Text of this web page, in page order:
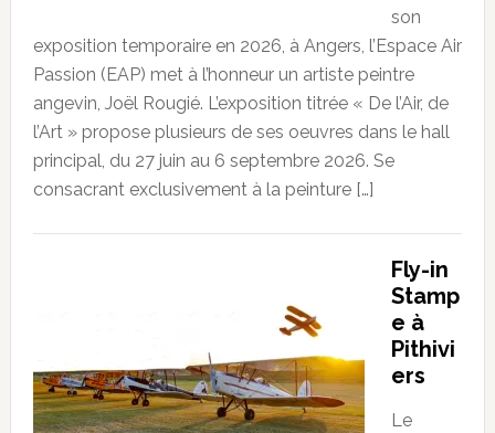
son
exposition temporaire en 2026, à Angers, l’Espace Air
Passion (EAP) met à l’honneur un artiste peintre
angevin, Joël Rougié. L’exposition titrée « De l’Air, de
l’Art » propose plusieurs de ses oeuvres dans le hall
principal, du 27 juin au 6 septembre 2026. Se
consacrant exclusivement à la peinture […]
Fly-in
Stamp
e à
Pithivi
ers
Le